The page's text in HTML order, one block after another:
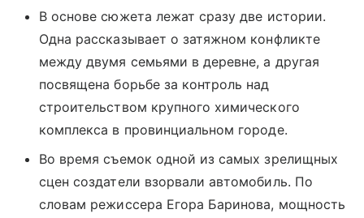
В основе сюжета лежат сразу две истории.
Одна рассказывает о затяжном конфликте
между двумя семьями в деревне, а другая
посвящена борьбе за контроль над
строительством крупного химического
комплекса в провинциальном городе.
Во время съемок одной из самых зрелищных
сцен создатели взорвали автомобиль. По
словам режиссера Егора Баринова, мощность